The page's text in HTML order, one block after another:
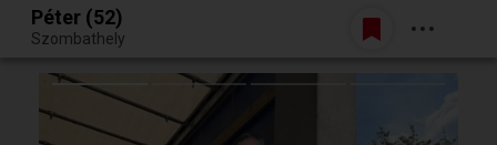
Egy jó randiból bármi lehet.
Belépés
Péter (52)
Szombathely